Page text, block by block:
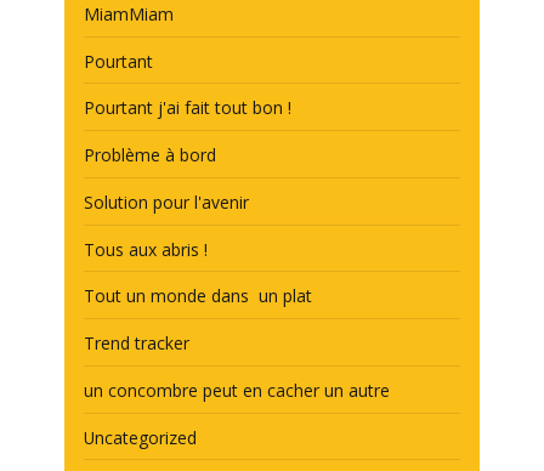
MiamMiam
Pourtant
Pourtant j'ai fait tout bon !
Problème à bord
Solution pour l'avenir
Tous aux abris !
Tout un monde dans un plat
Trend tracker
un concombre peut en cacher un autre
Uncategorized